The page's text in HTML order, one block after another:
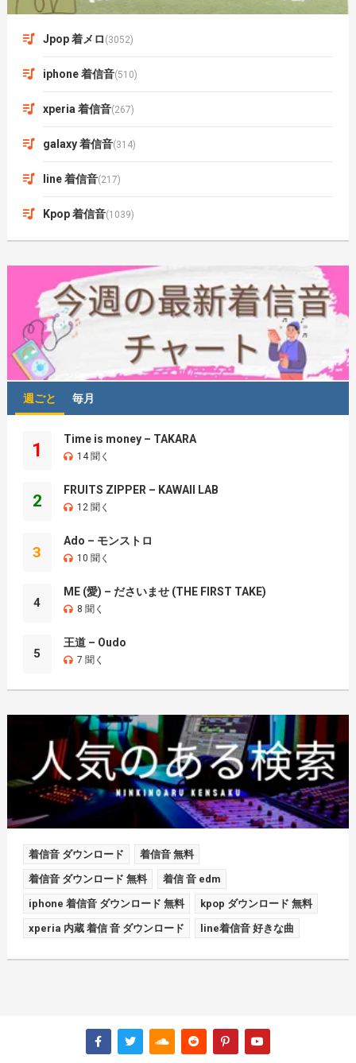
Jpop 着メロ (3052)
iphone 着信音(510)
xperia 着信音(267)
galaxy 着信音(314)
line 着信音(217)
Kpop 着信音(1039)
週ごと 毎月
1
Time is money – TAKARA
14 聞く
2
FRUITS ZIPPER – KAWAII LAB
12 聞く
3
Ado – モンストロ
10 聞く
4
ME (愛) – ださいませ (THE FIRST TAKE)
8 聞く
5
王道 – Oudo
7 聞く
着信音 ダウンロード 着信音 無料
着信音 ダウンロード 無料 着信 音 edm
iphone 着信音 ダウンロード 無料 kpop ダウンロード 無料
xperia 内蔵 着信 音 ダウンロード line着信音 好きな曲